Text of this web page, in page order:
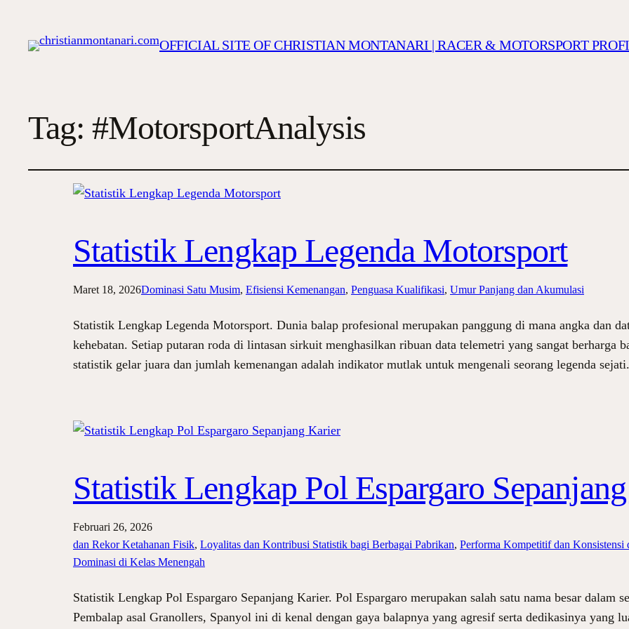
OFFICIAL SITE OF CHRISTIAN MONTANARI | RACER & MOTORSPORT
Tag:#MotorsportAnalysis
Statistik Lengkap Legenda Motorsport
Maret 18, 2026Dominasi Satu Musim, Efisiensi Kemenangan, Penguasa Kualifikasi, Umur Panjang dan Akumulasi
Statistik Lengkap Legenda Motorsport. Dunia balap profesional merupakan panggung di mana angka dan
kehebatan. Setiap putaran roda di lintasan sirkuit menghasilkan ribuan data telemetri yang sangat berharga
statistik gelar juara dan jumlah kemenangan adalah indikator mutlak untuk mengenali seorang legenda
Statistik Lengkap Pol Espargaro
Februari 26, 2026
dan Rekor Ketahanan Fisik, Loyalitas dan Kontribusi Statistik bagi Berbagai Pabrikan, Performa Kompetitif dan Konsistensi
Dominasi di Kelas Menengah
Statistik Lengkap Pol Espargaro Sepanjang Karier. Pol Espargaro merupakan salah satu nama besar dalam
Pembalap asal Granollers, Spanyol ini di kenal dengan gaya balapnya yang agresif serta dedikasinya yang